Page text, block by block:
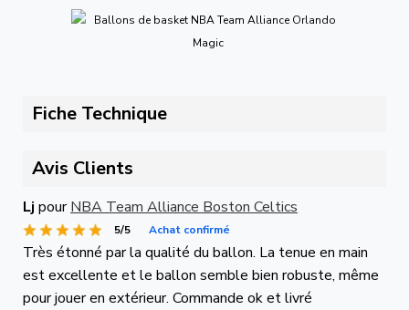
Fiche Technique
Avis Clients
Lj pourNBA Team Alliance Boston Celtics
5/5 Achat confirmé
Très étonné par la qualité du ballon. La tenue en main
est excellente et le ballon semble bien robuste, même
pour jouer en extérieur. Commande ok et livré